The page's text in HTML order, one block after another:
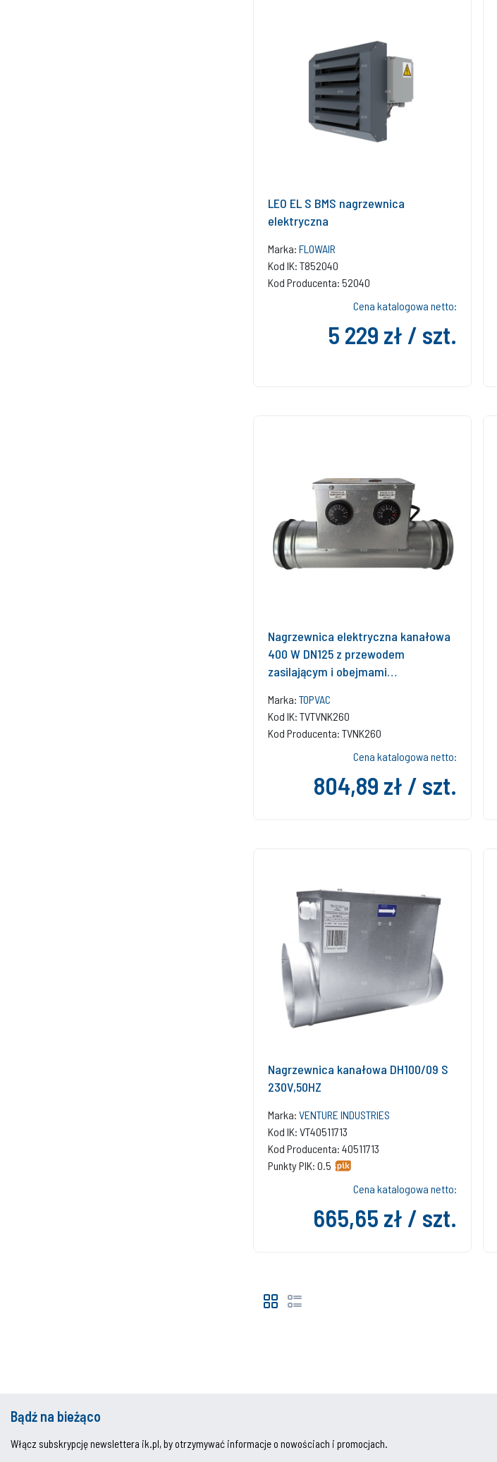
LEO EL S BMS nagrzewnica
elektryczna
Marka: FLOWAIR
Kod IK: T852040
Kod Producenta: 52040
Cena katalogowa netto:
5 229 zł / szt.
Nagrzewnica elektryczna kanałowa
400 W DN125 z przewodem
zasilającym i obejmami
wentylacyjnej TopVac Eko 260GV
Marka: TOPVAC
Kod IK: TVTVNK260
Kod Producenta: TVNK260
Cena katalogowa netto:
804,89 zł / szt.
Nagrzewnica kanałowa DH100/09 S
230V,50HZ
Marka: VENTURE INDUSTRIES
Kod IK: VT40511713
Kod Producenta: 40511713
Punkty PIK: 0.5
Cena katalogowa netto:
665,65 zł / szt.
Bądź na bieżąco
Włącz subskrypcję newslettera ik.pl, by otrzymywać informacje o nowościach i promocjach.